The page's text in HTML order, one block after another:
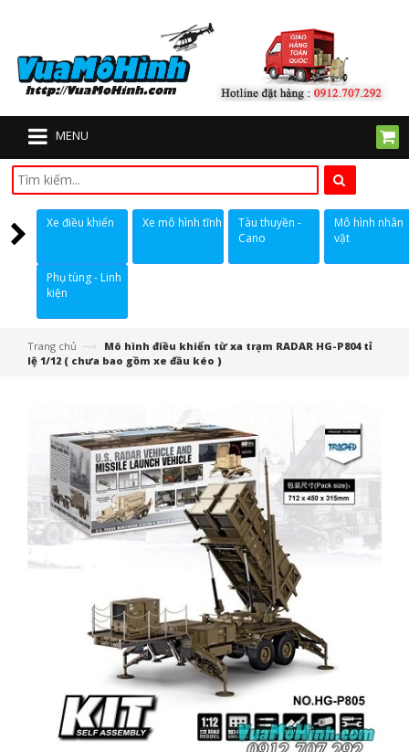
MENU
Xe điều khiển Xe mô hình tĩnh
Tàu thuyền -
Cano
Mô hình nhân
vật
Phụ tùng - Linh
kiện
Trang chủ —›
Mô hình điều khiển từ xa trạm RADAR HG-P804 tỉ
lệ 1/12 ( chưa bao gồm xe đầu kéo )